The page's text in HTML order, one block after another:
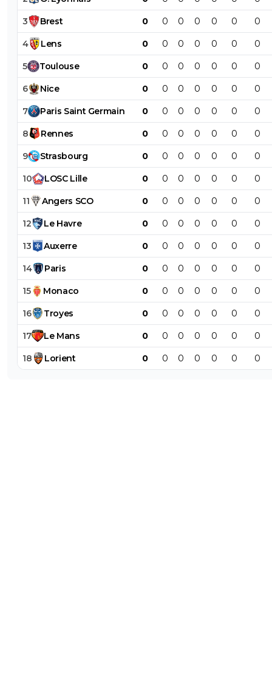
3 Brest 0 0 0 0 0 0 0
4 Lens 0 0 0 0 0 0 0
5 Toulouse 0 0 0 0 0 0 0
6 Nice 0 0 0 0 0 0 0
7 Paris Saint Germain 0 0 0 0 0 0 0
8 Rennes 0 0 0 0 0 0 0
9 Strasbourg 0 0 0 0 0 0 0
10 LOSC Lille 0 0 0 0 0 0 0
11 Angers SCO 0 0 0 0 0 0 0
12 Le Havre 0 0 0 0 0 0 0
13 Auxerre 0 0 0 0 0 0 0
14 Paris 0 0 0 0 0 0 0
15 Monaco 0 0 0 0 0 0 0
16 Troyes 0 0 0 0 0 0 0
17 Le Mans 0 0 0 0 0 0 0
18 Lorient 0 0 0 0 0 0 0